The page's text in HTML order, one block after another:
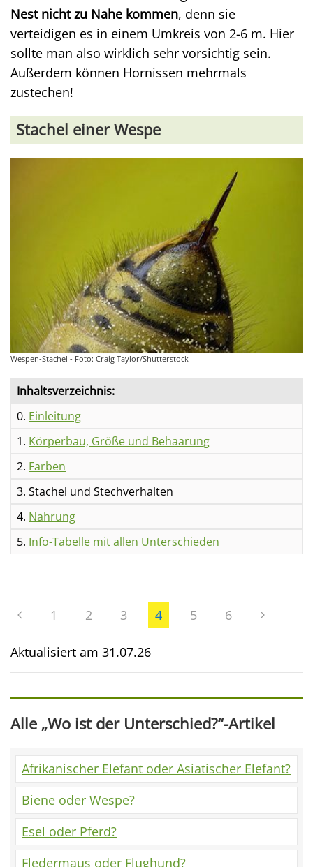
Nest nicht zu Nahe kommen, denn sie
verteidigen es in einem Umkreis von 2-6 m. Hier
sollte man also wirklich sehr vorsichtig sein.
Außerdem können Hornissen mehrmals
zustechen!
Stachel einer Wespe
Wespen-Stachel - Foto: Craig Taylor/Shutterstock
Inhaltsverzeichnis:
0. Einleitung
1. Körperbau, Größe und Behaarung
2. Farben
3. Stachel und Stechverhalten
4. Nahrung
5. Info-Tabelle mit allen Unterschieden
1 2 3 4 5 6
Aktualisiert am 31.07.26
Alle „Wo ist der Unterschied?“-Artikel
Afrikanischer Elefant oder Asiatischer Elefant?
Biene oder Wespe?
Esel oder Pferd?
Fledermaus oder Flughund?